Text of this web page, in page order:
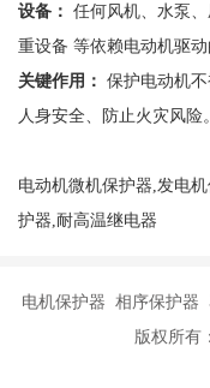
设备： 任何风机、水泵
重设备 等依赖电动机驱动
关键作用： 保护电动机
人身安全、防止火灾风险。
电动机微机保护器,发电
护器,耐高温继电器
电机保护器 相序保护
版权所有